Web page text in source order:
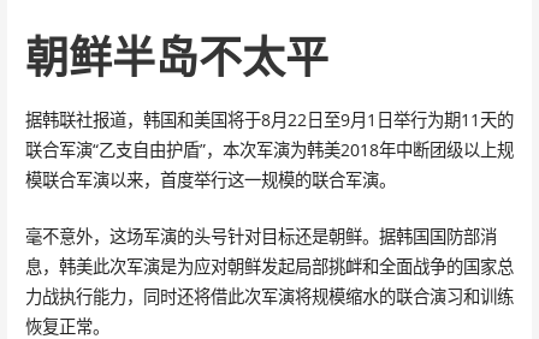
朝鲜半岛不太平
据韩联社报道，韩国和美国将于8月22日至9月1日举行为期11天的
联合军演“乙支自由护盾”，本次军演为韩美2018年中断团级以上规
模联合军演以来，首度举行这一规模的联合军演。
毫不意外，这场军演的头号针对目标还是朝鲜。据韩国国防部消
息，韩美此次军演是为应对朝鲜发起局部挑衅和全面战争的国家总
力战执行能力，同时还将借此次军演将规模缩水的联合演习和训练
恢复正常。